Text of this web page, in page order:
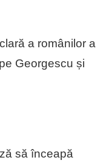
a românilor a
Georgescu și
să înceapă